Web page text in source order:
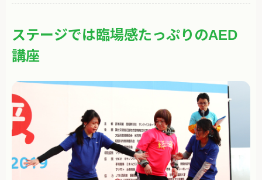
ステージでは臨場感たっぷりのAED
講座